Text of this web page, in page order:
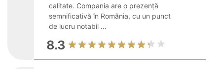
calitate. Compania are o prezență
semnificativă în România, cu un punct
de lucru notabil ...
8.3